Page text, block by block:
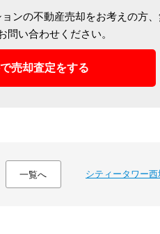
ンの不動産売却をお考えの方、
問い合わせください。
売却査定をする
一覧へ シティータワー